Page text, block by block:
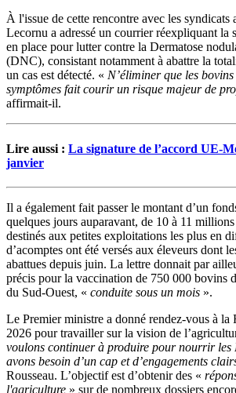
À l'issue de cette rencontre avec les syndicats
Lecornu a adressé un courrier réexpliquant la
en place pour lutter contre la Dermatose
(DNC), consistant notamment à abattre la
un cas est détecté. « N’éliminer que les
symptômes fait courir un risque majeur de
affirmait-il.
Lire aussi : La signature de l’accord UE-
janvier
Il a également fait passer le montant d’un
quelques jours auparavant, de 10 à 11
destinés aux petites exploitations les plus en
d’acomptes ont été versés aux éleveurs dont
abattues depuis juin. La lettre donnait par
précis pour la vaccination de 750 000 bovins
du Sud-Ouest, « conduite sous un mois ».
Le Premier ministre a donné rendez-vous à
2026 pour travailler sur la vision de
voulons continuer à produire pour nourrir les
avons besoin d’un cap et d’engagements
Rousseau. L’objectif est d’obtenir des «
l'agriculture » sur de nombreux dossiers